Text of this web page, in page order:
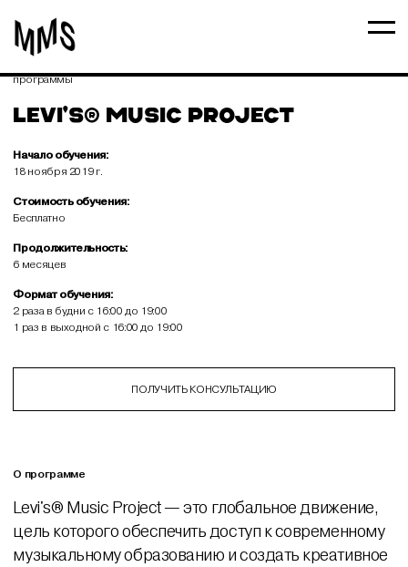
программы
LEVI'S® MUSIC PROJECT
Начало обучения:
18 ноября 2019 г.
Стоимость обучения:
Бесплатно
Продолжительность:
6 месяцев
Формат обучения:
2 раза в будни с 16:00 до 19:00
1 раз в выходной с 16:00 до 19:00
ПОЛУЧИТЬ КОНСУЛЬТАЦИЮ
О программе
Levi's® Music Project — это глобальное движение,
цель которого обеспечить доступ к современному
музыкальному образованию и создать креативное